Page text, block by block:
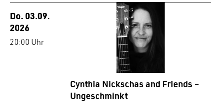
Do. 03.09.
2026
20:00 Uhr
Cynthia Nickschas and Friends –
Ungeschminkt